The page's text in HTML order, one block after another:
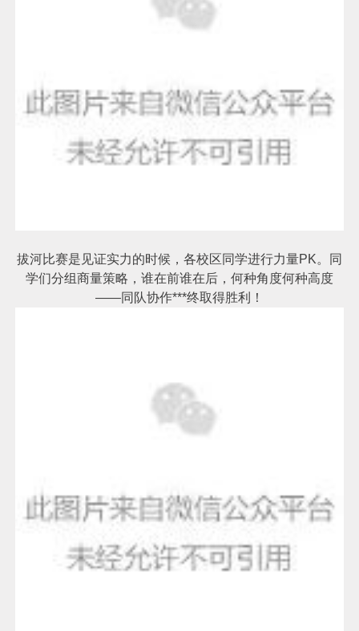
拔河比赛是见证实力的时候，各校区同学进行力量PK。同
学们分组商量策略，谁在前谁在后，何种角度何种高度
——同队协作***终取得胜利！